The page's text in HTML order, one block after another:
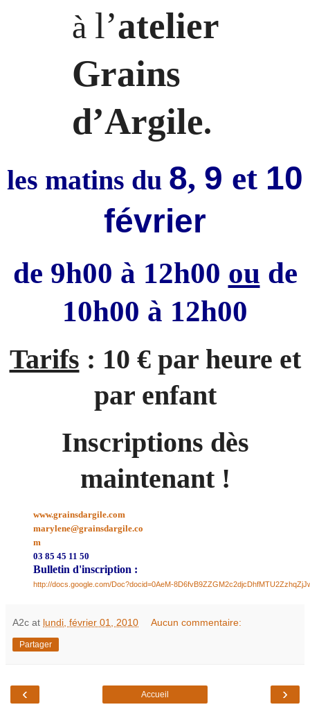
à l’atelier
Grains
d’Argile.
les matins du 8, 9 et 10
février
de 9h00 à 12h00 ou de
10h00 à 12h00
Tarifs : 10 € par heure et
par enfant
Inscriptions dès
maintenant !
www.grainsdargile.com
marylene@grainsdargile.co
m
03 85 45 11 50
Bulletin d'inscription :
http://docs.google.com/Doc?docid=0AeM-
A2c at lundi, février 01, 2010 Aucun commentaire:
Partager
‹ ›
Accueil